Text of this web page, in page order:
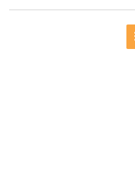
ملخص